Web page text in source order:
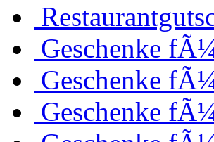
Geschenke
Geschenke
Geschenke